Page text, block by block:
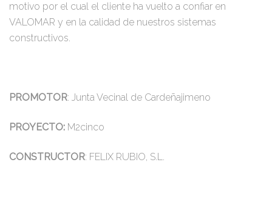
motivo por el cual el cliente ha vuelto a confiar en
VALOMAR y en la calidad de nuestros sistemas
constructivos.
PROMOTOR: Junta Vecinal de Cardeñajimeno
PROYECTO: M2cinco
CONSTRUCTOR: FELIX RUBIO, S.L.